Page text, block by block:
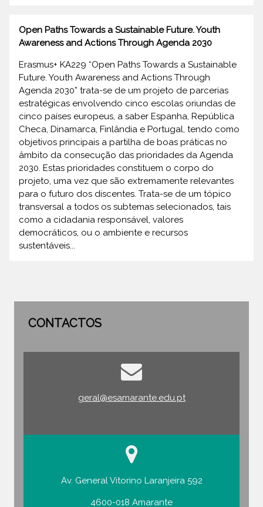
Open Paths Towards a Sustainable Future. Youth
Awareness and Actions Through Agenda 2030
Erasmus+ KA229 “Open Paths Towards a Sustainable
Future. Youth Awareness and Actions Through
Agenda 2030” trata-se de um projeto de parcerias
estratégicas envolvendo cinco escolas oriundas de
cinco países europeus, a saber Espanha, República
Checa, Dinamarca, Finlândia e Portugal, tendo como
objetivos principais a partilha de boas práticas no
âmbito da consecução das prioridades da Agenda
2030. Estas prioridades constituem o corpo do
projeto, uma vez que são extremamente relevantes
para o futuro dos discentes. Trata-se de um tópico
transversal a todos os subtemas selecionados, tais
como a cidadania responsável, valores
democráticos, ou o ambiente e recursos
sustentáveis...
CONTACTOS
geral@esamarante.edu.pt
Av. General Vitorino Laranjeira 592
4600-018 Amarante